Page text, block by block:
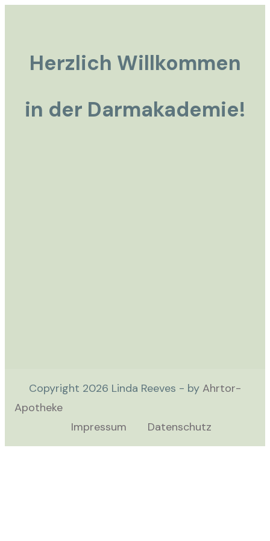
Herzlich Willkommen
in der Darmakademie!
Copyright 2026 Linda Reeves - by Ahrtor-
Apotheke
Impressum
Datenschutz